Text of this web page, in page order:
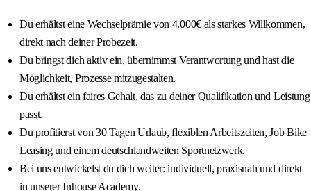
Du erhältst eine Wechselprämie von 4.000€ als starkes Willkommen,
direkt nach deiner Probezeit.
Du bringst dich aktiv ein, übernimmst Verantwortung und hast die
Möglichkeit, Prozesse mitzugestalten.
Du erhältst ein faires Gehalt, das zu deiner Qualifikation und Leistung
passt.
Du profitierst von 30 Tagen Urlaub, flexiblen Arbeitszeiten, Job Bike
Leasing und einem deutschlandweiten Sportnetzwerk.
Bei uns entwickelst du dich weiter: individuell, praxisnah und direkt
in unserer Inhouse Academy.